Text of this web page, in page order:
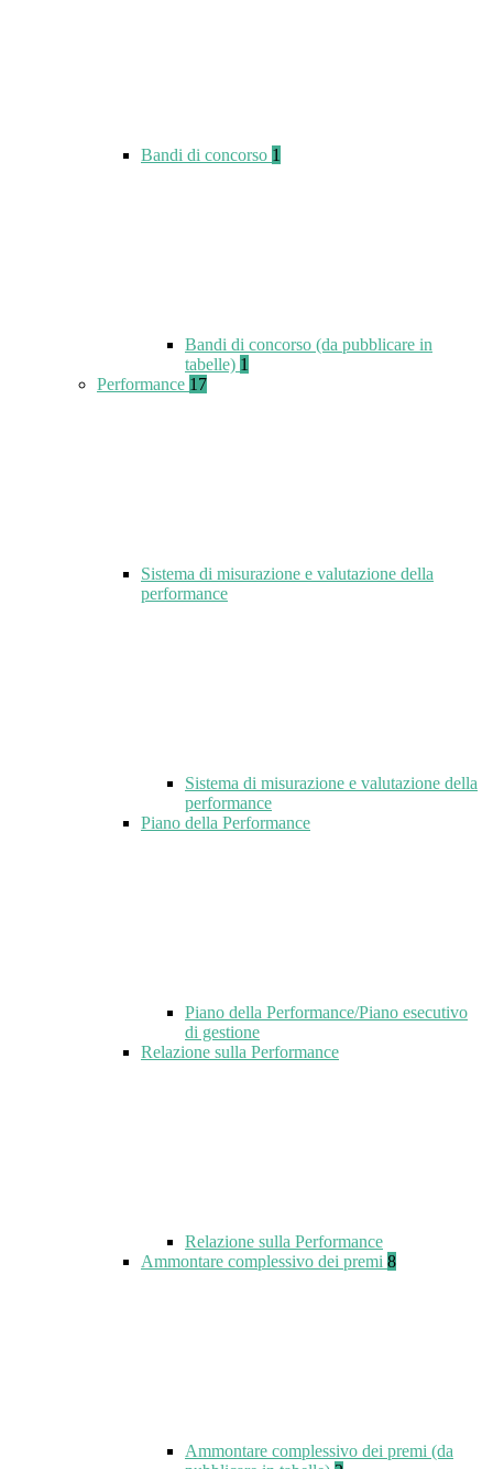
Bandi di concorso 1
Bandi di concorso (da pubblicare in
tabelle) 1
Performance 17
Sistema di misurazione e valutazione della
performance
Sistema di misurazione e valutazione della
performance
Piano della Performance
Piano della Performance/Piano esecutivo
di gestione
Relazione sulla Performance
Relazione sulla Performance
Ammontare complessivo dei premi 8
Ammontare complessivo dei premi (da